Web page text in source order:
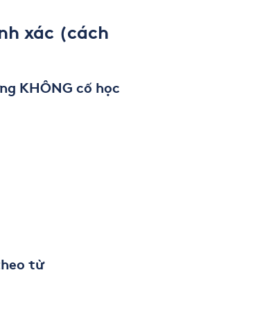
xác (cách
KHÔNG cố học
từ